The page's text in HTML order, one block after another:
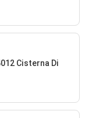
Cisterna Di